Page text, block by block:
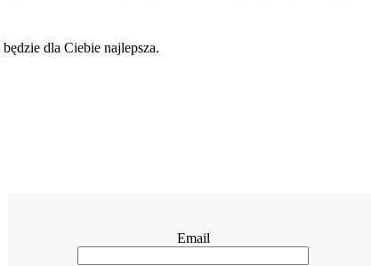
będzie dla Ciebie najlepsza.
Email